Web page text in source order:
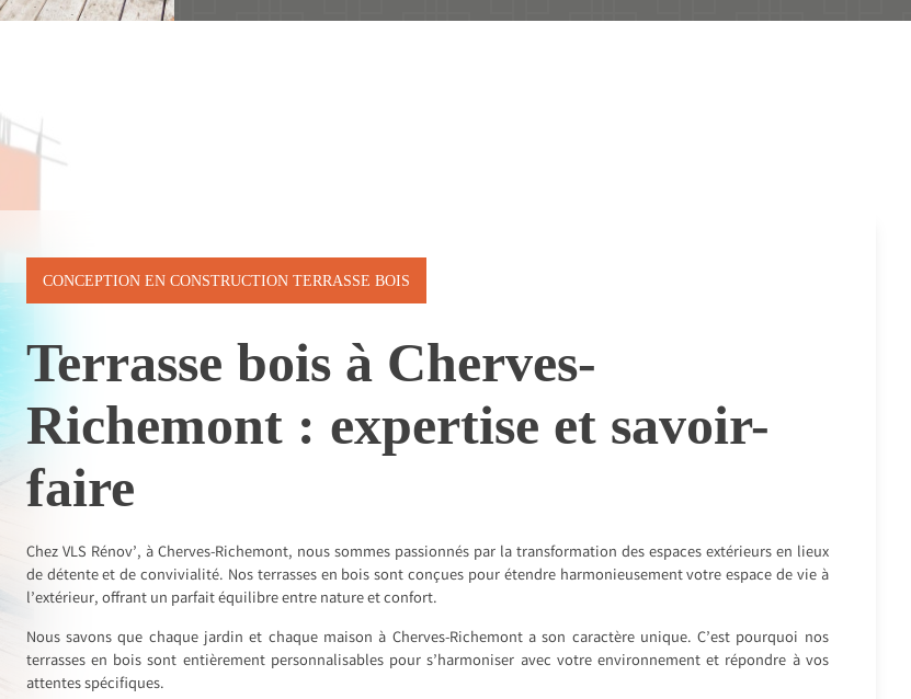
CONCEPTION EN CONSTRUCTION TERRASSE BOIS
Terrasse bois à Cherves-
Richemont : expertise et savoir-
faire
Chez VLS Rénov’, à Cherves-Richemont, nous sommes passionnés par la transformation des espaces extérieurs en lieux
de détente et de convivialité. Nos terrasses en bois sont conçues pour étendre harmonieusement votre espace de vie à
l’extérieur, offrant un parfait équilibre entre nature et confort.
Nous savons que chaque jardin et chaque maison à Cherves-Richemont a son caractère unique. C’est pourquoi nos
terrasses en bois sont entièrement personnalisables pour s’harmoniser avec votre environnement et répondre à vos
attentes spécifiques.